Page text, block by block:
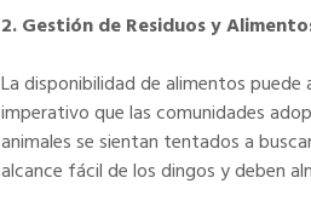
2. Gestión de Residuos y
La disponibilidad de alimentos
imperativo que las comunidades
animales se sientan tentados a
alcance fácil de los dingos y deben